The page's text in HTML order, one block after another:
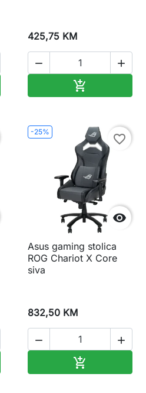
425,75 KM
 

-25%

favorite_border
Asus gaming stolica
ROG Chariot X Core
siva
832,50 KM
 
